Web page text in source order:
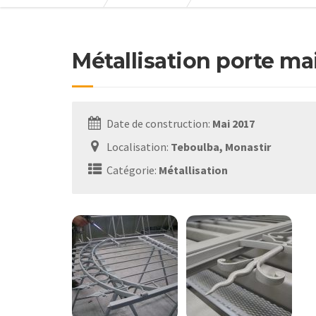
Métallisation porte
Date de construction: Mai 2017
Localisation: Teboulba, Monastir
Catégorie: Métallisation